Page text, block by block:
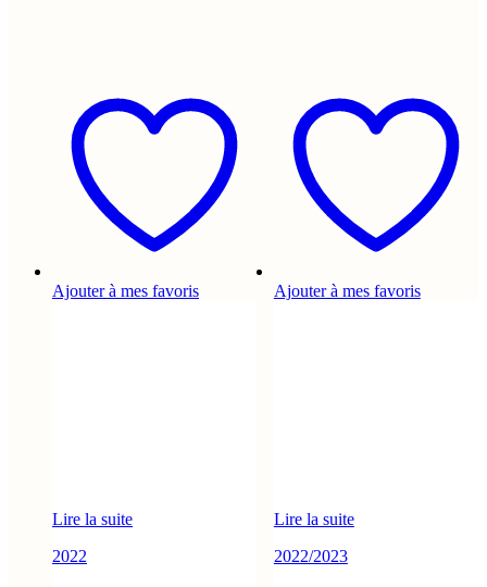
Ajouter à mes favoris
Lire la suite
2022
Ajouter à mes favoris
Lire la suite
2022/2023